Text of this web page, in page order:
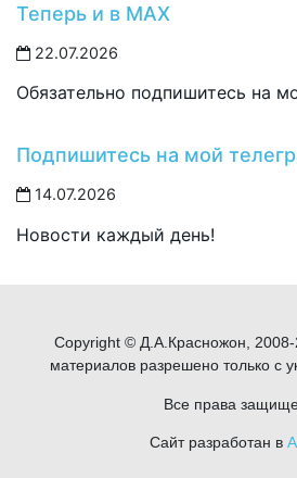
Теперь и в MAX
22.07.2026
Обязательно подпишитесь на
Подпишитесь на мой
14.07.2026
Новости каждый день!
Copyright © Д.А.Красножон,
материалов разрешено только с
Все права
Сайт разработан в